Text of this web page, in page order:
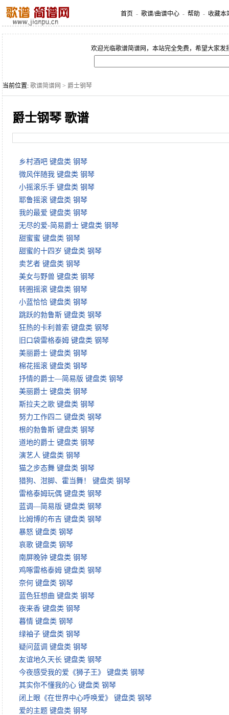
首页 - 歌谱/曲谱中心 - 帮助 - 收藏本
欢迎光临歌谱简谱网，本站完全免费，希望大家发
当前位置: 歌谱简谱网 > 爵士钢琴
爵士钢琴 歌谱
乡村酒吧 键盘类 钢琴
微风伴随我 键盘类 钢琴
小摇滚乐手 键盘类 钢琴
耶鲁摇滚 键盘类 钢琴
我的最爱 键盘类 钢琴
无尽的爱-简易爵士 键盘类 钢琴
甜蜜蜜 键盘类 钢琴
甜蜜的十四岁 键盘类 钢琴
卖艺者 键盘类 钢琴
美女与野兽 键盘类 钢琴
转圈摇滚 键盘类 钢琴
小蓝恰恰 键盘类 钢琴
跳跃的勃鲁斯 键盘类 钢琴
狂热的卡利普索 键盘类 钢琴
旧口袋雷格泰姆 键盘类 钢琴
美丽爵士 键盘类 钢琴
棉花摇滚 键盘类 钢琴
抒情的爵士—简易版 键盘类 钢琴
美丽爵士 键盘类 钢琴
斯拉夫之歌 键盘类 钢琴
努力工作四二 键盘类 钢琴
根的勃鲁斯 键盘类 钢琴
道地的爵士 键盘类 钢琴
演艺人 键盘类 钢琴
猫之步态舞 键盘类 钢琴
猎狗、泔脚、霍当舞！ 键盘类 钢琴
雷格泰姆玩偶 键盘类 钢琴
蓝调—简易版 键盘类 钢琴
比姆博的布吉 键盘类 钢琴
暴怒 键盘类 钢琴
哀歌 键盘类 钢琴
南屏晚钟 键盘类 钢琴
鸡啄雷格泰姆 键盘类 钢琴
奈何 键盘类 钢琴
蓝色狂想曲 键盘类 钢琴
夜来香 键盘类 钢琴
暮情 键盘类 钢琴
绿袖子 键盘类 钢琴
疑问蓝调 键盘类 钢琴
友谊地久天长 键盘类 钢琴
今夜感受我的爱《狮子王》 键盘类 钢琴
其实你不懂我的心 键盘类 钢琴
闭上眼《在世界中心呼唤爱》 键盘类 钢琴
爱的主题 键盘类 钢琴